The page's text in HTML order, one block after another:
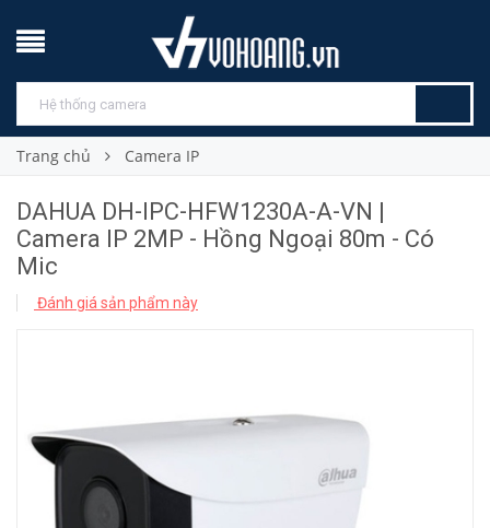
Trang chủ Camera IP
DAHUA DH-IPC-HFW1230A-A-VN |
Camera IP 2MP - Hồng Ngoại 80m - Có
Mic
Đánh giá sản phẩm này